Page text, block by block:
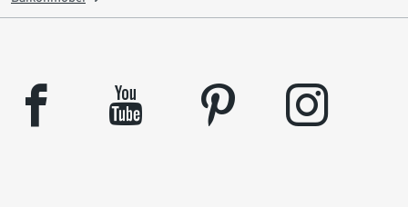
facebook youtube pinterest instagram